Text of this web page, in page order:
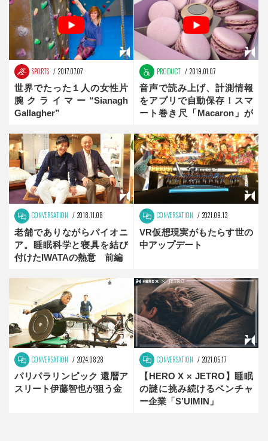
SPORTS 2017.07.07
世界でたった１人の女性片
腕クライマー“Sianagh
Gallagher”
PRODUCT 2019.01.07
音声で読み上げ、計測情報
をアプリで自動保存！スマ
ート巻き尺「Macaron」が
CONVERSATION 2018.11.08
老舗でありながらパイオニ
ア。睡眠科学と寝具を結び
付けたIWATAの熱意 前編
CONVERSATION 2021.09.13
VR仮想現実がもたらす世の
中アップデート
CONVERSATION 2024.08.28
パリパラリンピック 還暦ア
スリート伊藤智也が狙う金
CONVERSATION 2021.05.17
【HERO X × JETRO】睡眠
の謎に挑み続けるベンチャ
ー企業「S’UIMIN」